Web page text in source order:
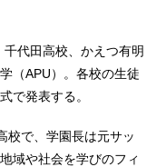
代田高校、かえつ有明
（APU）。各校の生徒
で発表する。
校で、学園長は元サッ
域や社会を学びのフィ